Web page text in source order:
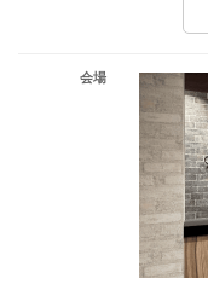
会場